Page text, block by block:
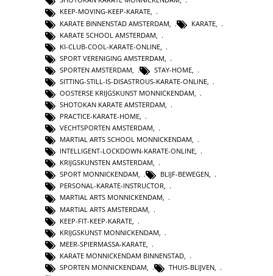
KEEP-MOVING-KEEP-KARATE,
KARATE BINNENSTAD AMSTERDAM
KARATE
KARATE SCHOOL AMSTERDAM
KI-CLUB-COOL-KARATE-ONLINE
SPORT VERENIGING AMSTERDAM
SPORTEN AMSTERDAM
STAY-HOME
SITTING-STILL-IS-DISASTROUS-KARATE-ONLINE
OOSTERSE KRIJGSKUNST MONNICKENDAM
SHOTOKAN KARATE AMSTERDAM
PRACTICE-KARATE-HOME,
VECHTSPORTEN AMSTERDAM,
MARTIAL ARTS SCHOOL MONNICKENDAM,
INTELLIGENT-LOCKDOWN-KARATE-ONLINE,
KRIJGSKUNSTEN AMSTERDAM,
SPORT MONNICKENDAM, BLIJF-BEWEGEN,
PERSONAL-KARATE-INSTRUCTOR,
MARTIAL ARTS MONNICKENDAM,
MARTIAL ARTS AMSTERDAM
KEEP-FIT-KEEP-KARATE
KRIJGSKUNST MONNICKENDAM
MEER-SPIERMASSA-KARATE
KARATE MONNICKENDAM BINNENSTAD
SPORTEN MONNICKENDAM
THUIS-BLIJVEN